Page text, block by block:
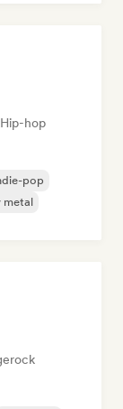
Hip-hop
pop
metal